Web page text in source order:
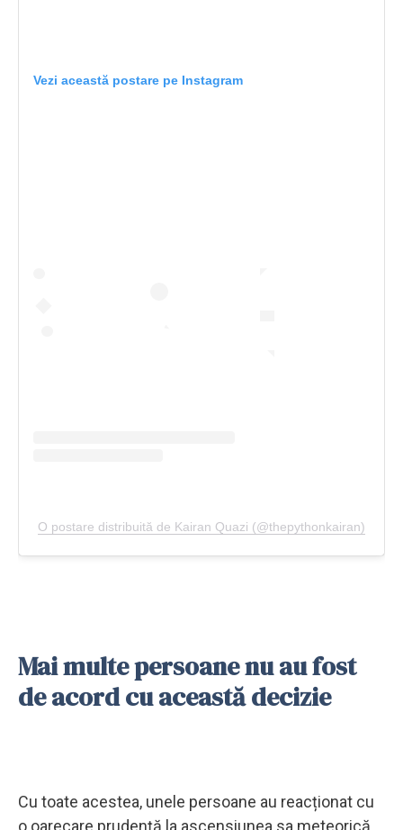
Vezi această postare pe Instagram
O postare distribuită de Kairan Quazi (@thepythonkairan)
Mai multe persoane nu au fost
de acord cu această decizie
Cu toate acestea, unele persoane au reacționat cu
o oarecare prudență la ascensiunea sa meteorică